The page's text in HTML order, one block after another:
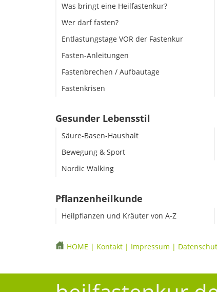
Was bringt eine Heilfastenkur?
Wer darf fasten?
Entlastungstage VOR der Fastenkur
Fasten-Anleitungen
Fastenbrechen / Aufbautage
Fastenkrisen
Gesunder Lebensstil
Säure-Basen-Haushalt
Bewegung & Sport
Nordic Walking
Pflanzenheilkunde
Heilpflanzen und Kräuter von A-Z
HOME | Kontakt| Impressum |